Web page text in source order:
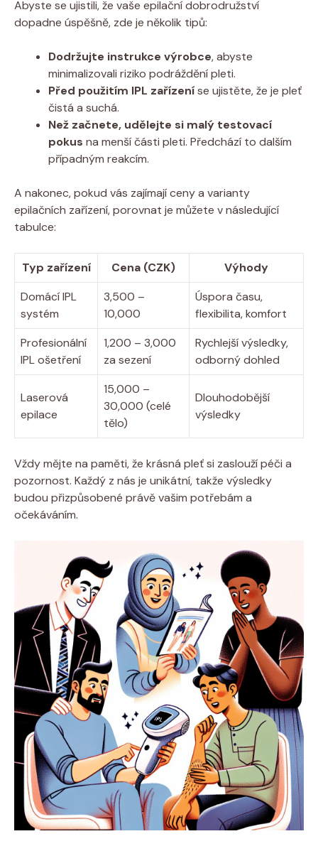
Abyste se ujistili, že vaše epilační dobrodružství
dopadne úspěšně, zde je několik tipů:
Dodržujte instrukce výrobce, abyste
minimalizovali riziko podráždění pleti.
Před použitím IPL zařízeníse ujistěte, že je pleť
čistá a suchá.
Než začnete, udělejte si malý testovací
pokus na menší části pleti. Předchází to dalším
případným reakcím.
A nakonec, pokud vás zajímají ceny a varianty
epilačních zařízení, porovnat je můžete v následující
tabulce:
Typ zařízení Cena (CZK)
Výhody
Domácí IPL
systém
3,500 –
10,000
Úspora času,
flexibilita, komfort
Profesionální
IPL ošetření
1,200 – 3,000
za sezení
Rychlejší výsledky,
odborný dohled
Laserová
epilace
15,000 –
30,000 (celé
tělo)
Dlouhodobější
výsledky
Vždy mějte na paměti, že krásná pleť si zaslouží péči a
pozornost. Každý z nás je unikátní, takže výsledky
budou přizpůsobené právě vašim potřebám a
očekáváním.